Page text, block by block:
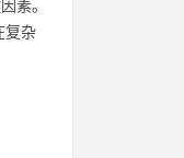
素。
复杂